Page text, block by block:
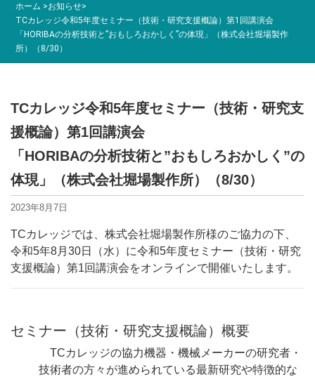
ホーム >お知らせ>
TCカレッジ令和5年度セミナー（技術・研究支援概論）第1回講演会
「HORIBAの分析技術と”おもしろおかしく”の体現」（株式会社堀場製作
所）（8/30）
TCカレッジ令和5年度セミナー（技術・研究支
援概論）第1回講演会
「HORIBAの分析技術と”おもしろおかしく”の
体現」（株式会社堀場製作所）（8/30）
2023年8月7日
TCカレッジでは、株式会社堀場製作所様のご協力の下、
令和5年8月30日（水）に令和5年度セミナー（技術・研究
支援概論）第1回講演会をオンラインで開催いたします。
セミナー（技術・研究支援概論）概要
TCカレッジの協力機器・機械メーカーの研究者・
技術者の方々が進められている最新研究や特徴的な